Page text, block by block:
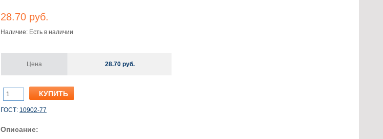
28.70 руб.
Наличие: Есть в наличии
Цена 28.70 руб.
ГОСТ: 10902-77
Описание: